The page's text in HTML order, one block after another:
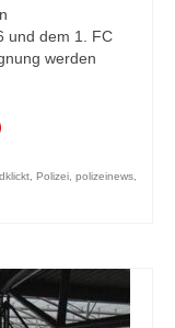
und dem 1. FC
werden
Polizei polizeinews